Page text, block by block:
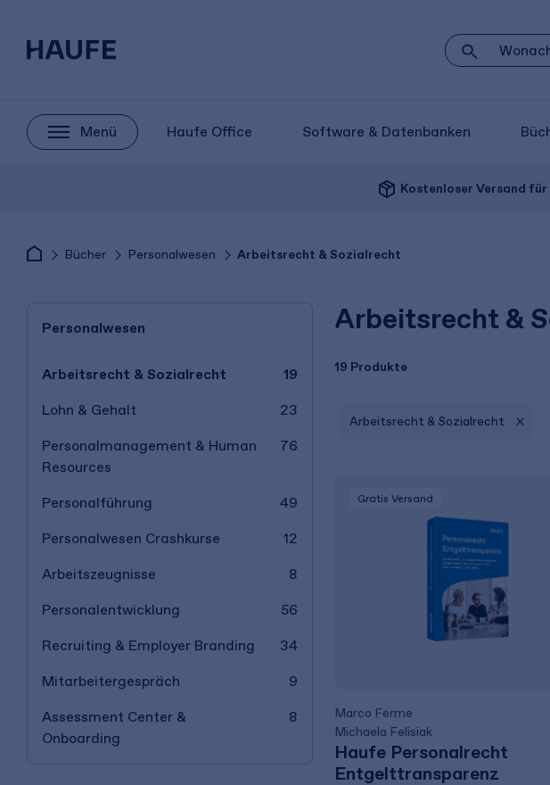
Menü Haufe Office Software & Datenbanken
package_2 Kostenloser Versand
Bücher Personalwesen Arbeitsrecht & Sozialrecht
Arbeitsrecht &
19 Produkte
Personalwesen
Arbeitsrecht & Sozialrecht 19
Lohn & Gehalt 23
Personalmanagement & Human
Resources
76
Personalführung 49
Personalwesen Crashkurse 12
Arbeitszeugnisse 8
Personalentwicklung 56
Recruiting & Employer Branding 34
Mitarbeitergespräch 9
Assessment Center &
Onboarding
8
Arbeitsrecht & Sozialrecht
Gratis Versand
Marco Ferme
Michaela Felisiak
Haufe Personalrecht
Entgelttransparenz